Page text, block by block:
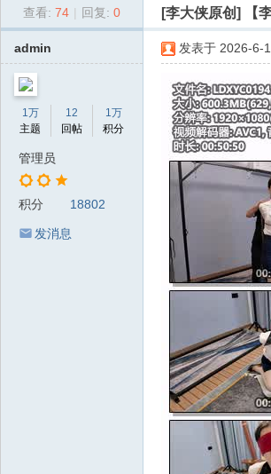
查看: 74 回复: 0 [李大侠原创] 【
admin
1万
主题
12
回帖
1万
积分
管理员
积分 18802
发消息
发表于 2026-6-